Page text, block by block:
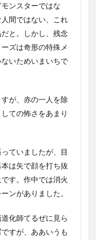
ンスターではな
間ではない、これ
と。しかし、残念
ズは奇形の特殊メ
いためいまいちで
が、赤の一人を除
ての怖さをあまり
ていましたが、目
は矢で顔を打ち抜
す。作中では消火
ンがありました。
化師てるぜに見ら
すが、ああいうも